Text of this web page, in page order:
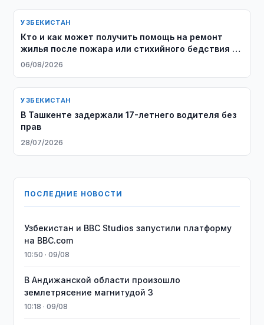
УЗБЕКИСТАН
Кто и как может получить помощь на ремонт
жилья после пожара или стихийного бедствия в
Узбекистане
06/08/2026
УЗБЕКИСТАН
В Ташкенте задержали 17-летнего водителя без
прав
28/07/2026
ПОСЛЕДНИЕ НОВОСТИ
Узбекистан и BBC Studios запустили платформу
на BBC.com
10:50 · 09/08
В Андижанской области произошло
землетрясение магнитудой 3
10:18 · 09/08